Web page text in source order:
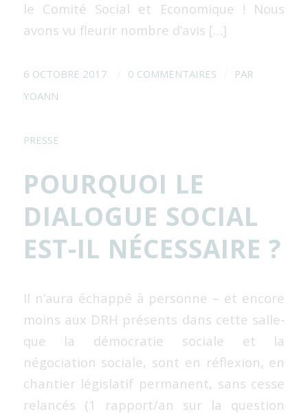
le Comité Social et Economique ! Nous
avons vu fleurir nombre d’avis […]
6 OCTOBRE 2017 0 COMMENTAIRES
PAR
YOANN
PRESSE
POURQUOI LE
DIALOGUE SOCIAL
EST-IL NÉCESSAIRE ?
Il n’aura échappé à personne – et encore
moins aux DRH présents dans cette salle-
que la démocratie sociale et la
négociation sociale, sont en réflexion, en
chantier législatif permanent, sans cesse
relancés (1 rapport/an sur la question